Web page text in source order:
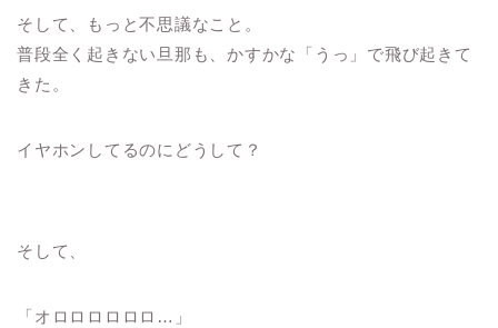
そして、もっと不思議なこと。
普段全く起きない旦那も、かすかな「うっ」で飛び起きて
きた。
イヤホンしてるのにどうして？
そして、
「オロロロロロロ…」